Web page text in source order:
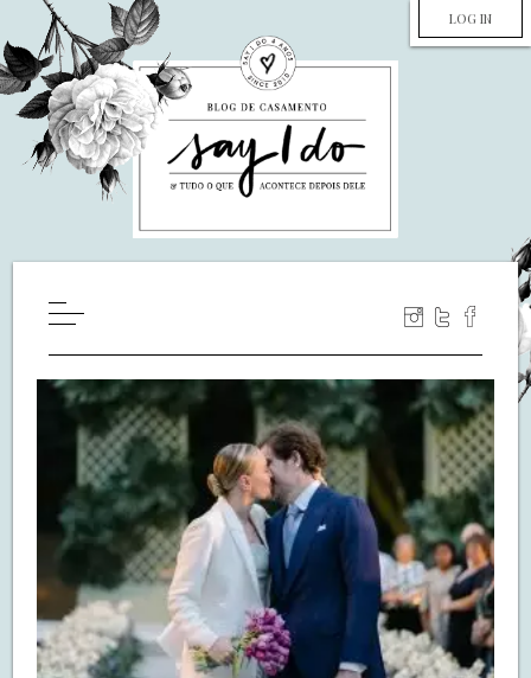
LOG IN
WILL YOU MARRY ME?
LUA DE MEL
COZINHA
DECORAÇÃO
DE NOIVA PRA NOIVA
S.O.S CASADAS
FALE COM O SAY I DO